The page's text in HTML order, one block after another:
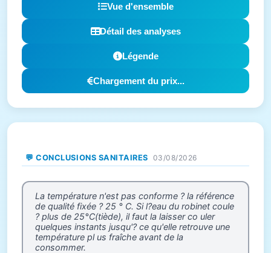
Vue d'ensemble
Détail des analyses
Légende
Chargement du prix...
💬 CONCLUSIONS SANITAIRES 03/08/2026
La température n'est pas conforme ? la référence
de qualité fixée ? 25 ° C. Si l?eau du robinet coule
? plus de 25°C(tiède), il faut la laisser co uler
quelques instants jusqu'? ce qu'elle retrouve une
température pl us fraîche avant de la
consommer.